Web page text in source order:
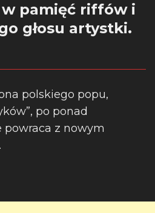
pamięć riffów i
głosu artystki.
polskiego popu,
po ponad
z nowym